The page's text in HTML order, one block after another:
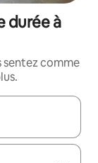
durée à
sentez comme
flèches vers le